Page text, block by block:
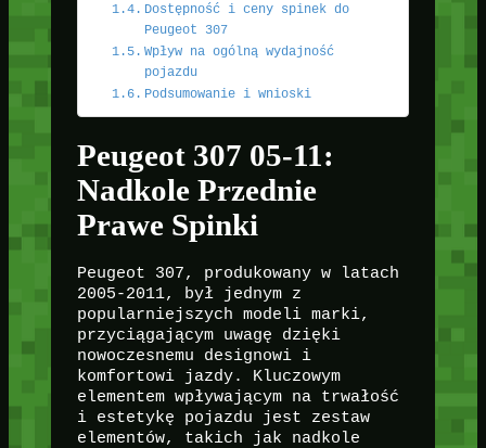
Dostępność i ceny spinek do
Peugeot 307
Wpływ na ogólną wydajność
pojazdu
Podsumowanie i wnioski
Peugeot 307 05-11:
Nadkole Przednie
Prawe Spinki
Peugeot 307, produkowany w latach
2005-2011, był jednym z
popularniejszych modeli marki,
przyciągającym uwagę dzięki
nowoczesnemu designowi i
komfortowi jazdy. Kluczowym
elementem wpływającym na trwałość
i estetykę pojazdu jest zestaw
elementów, takich jak nadkole